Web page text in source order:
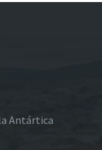
Antártica